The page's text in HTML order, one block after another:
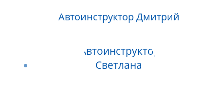
Автоинструктор Дмитрий